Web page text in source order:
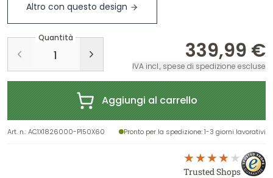
Altro con questo design
Quantità
339,99 €
IVA incl., spese di spedizione escluse
Aggiungi al carrello
Art. n.:AC1X1826000-P150X60 Pronto per la spedizione: 1-3 giorni lavorativi
Trusted Shops